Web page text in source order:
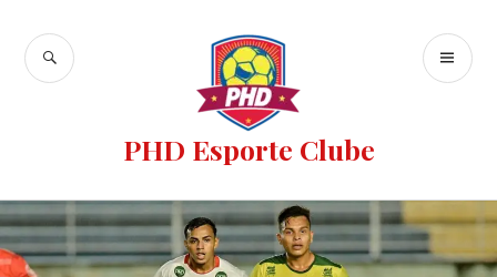
PHD Esporte Clube